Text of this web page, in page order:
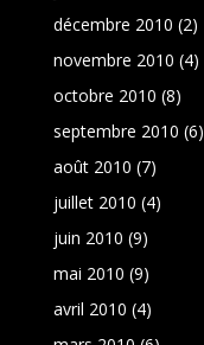
décembre 2010 (2)
novembre 2010 (4)
octobre 2010 (8)
septembre 2010 (6)
août 2010 (7)
juillet 2010 (4)
juin 2010 (9)
mai 2010 (9)
avril 2010 (4)